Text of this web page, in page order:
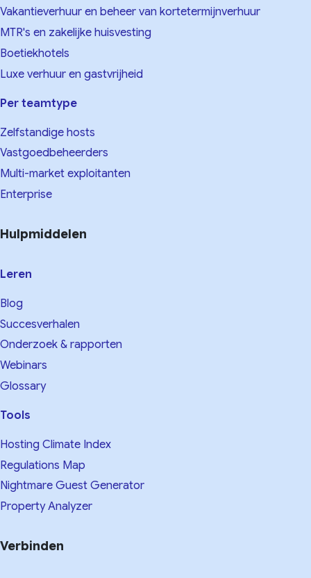
Vakantieverhuur en beheer van kortetermijnverhuur
MTR's en zakelijke huisvesting
Boetiekhotels
Luxe verhuur en gastvrijheid
Per teamtype
Zelfstandige hosts
Vastgoedbeheerders
Multi-market exploitanten
Enterprise
Hulpmiddelen
Leren
Blog
Succesverhalen
Onderzoek & rapporten
Webinars
Glossary
Tools
Hosting Climate Index
Regulations Map
Nightmare Guest Generator
Property Analyzer
Verbinden